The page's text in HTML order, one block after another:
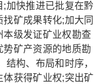
加快推进已批复在黔
矿成果转化;加大同
本级发证矿业权勘查
矿产资源的地质勘
构、布局和时序，
体获得矿业权;突出矿